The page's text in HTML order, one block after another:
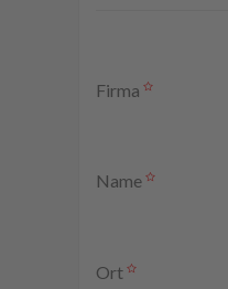
Firma
Name
Ort